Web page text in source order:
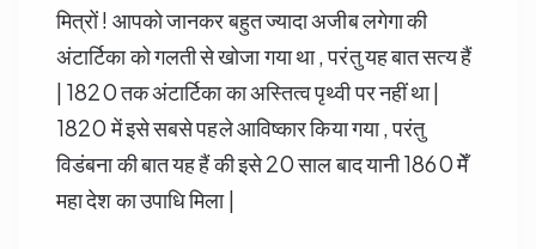
मित्रों ! आपको जानकर बहुत ज्यादा अजीब लगेगा की
अंटार्टिका को गलती से खोजा गया था , परंतु यह बात सत्य हैं
| 1820 तक अंटार्टिका का अस्तित्व पृथ्वी पर नहीं था |
1820 में इसे सबसे पहले आविष्कार किया गया , परंतु
विडंबना की बात यह हैं की इसे 20 साल बाद यानी 1860 मेँ
महा देश का उपाधि मिला |